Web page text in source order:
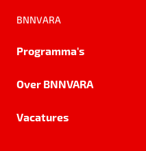
BNNVARA
Programma's
Over BNNVARA
Vacatures